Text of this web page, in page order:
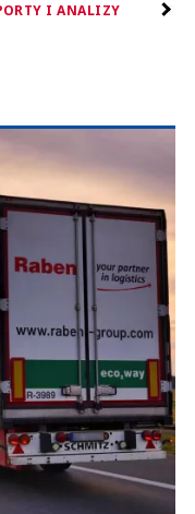
I ANALIZY